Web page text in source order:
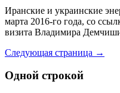
Иранские и украинские
марта 2016-го года, со
визита Владимира
Следующая страница →
Одной строкой